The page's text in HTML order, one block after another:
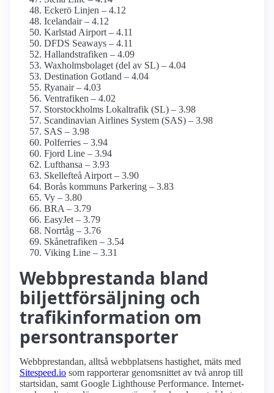
Eckerö Linjen – 4.12
Icelandair – 4.12
Karlstad Airport – 4.11
DFDS Seaways – 4.11
Hallandstrafiken – 4.09
Waxholms­bolaget (del av SL) – 4.04
Destination Gotland – 4.04
Ryanair – 4.03
Ventrafiken – 4.02
Storstockholms Lokaltrafik (SL) – 3.98
Scandinavian Airlines System (SAS) – 3.98
SAS – 3.98
Polferries – 3.94
Fjord Line – 3.94
Lufthansa – 3.93
Skellefteå Airport – 3.90
Borås kommuns Parkering – 3.83
Vy – 3.80
BRA – 3.79
EasyJet – 3.79
Norrtåg – 3.76
Skånetrafiken – 3.54
Viking Line – 3.31
Webbprestanda bland
biljettförsäljning och
trafikinformation om
persontransporter
Webbprestandan, alltså webbplatsens hastighet, mäts med
Sitespeed.io som rapporterar genomsnittet av två anrop till
startsidan, samt Google Lighthouse Performance. Internet­